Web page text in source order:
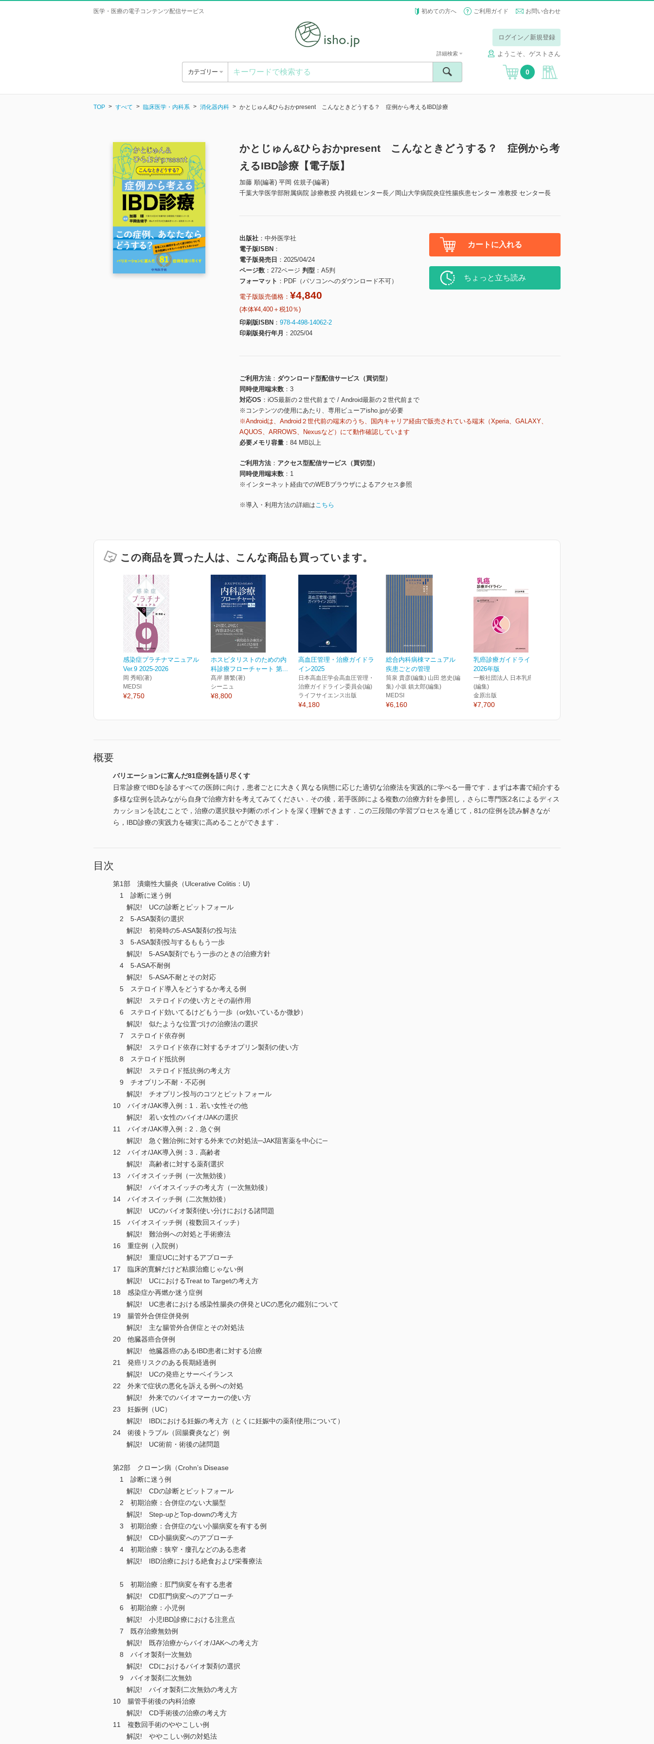
医学・医療の電子コンテンツ配信サービス 初めての方へ ご利用ガイド お問い合わせ
ログイン／新規登録
ようこそ、ゲストさん
カテゴリー
詳細検索
0
TOP すべて 臨床医学・内科系 消化器内科 かとじゅん&ひらおかpresent こんなときどうする？ 症例から考えるIBD診療
かとじゅん&ひらおかpresent こんなときどうする？ 症例から考
えるIBD診療【電子版】
加藤 順(編著) 平岡 佐規子(編著)
千葉大学医学部附属病院 診療教授 内視鏡センター長／岡山大学病院炎症性腸疾患センター 准教授 センター長
出版社
中外医学社
電子版ISBN
電子版発売日
2025/04/24
ページ数
272ページ 判型
A5判
フォーマット
PDF（パソコンへのダウンロード不可）
電子版販売価格： ¥4,840
(本体¥4,400＋税10％)
印刷版ISBN
978-4-498-14062-2
印刷版発行年月
2025/04
カートに入れる
ちょっと立ち読み
ご利用方法
ダウンロード型配信サービス（買切型）
同時使用端末数
3
対応OS
iOS最新の２世代前まで / Android最新の２世代前まで
※コンテンツの使用にあたり、専用ビューアisho.jpが必要
※Androidは、Android２世代前の端末のうち、国内キャリア経由で販売されている端末（Xperia、GALAXY、
AQUOS、ARROWS、Nexusなど）にて動作確認しています
必要メモリ容量
84 MB以上
ご利用方法
アクセス型配信サービス（買切型）
同時使用端末数
1
※インターネット経由でのWEBブラウザによるアクセス参照
※導入・利用方法の詳細はこちら
この商品を買った人は、こんな商品も買っています。
感染症プラチナマニュアル
Ver.9 2025-2026
岡 秀昭(著)
MEDSI
¥2,750
ホスピタリストのための内
科診療フローチャート 第...
髙岸 勝繁(著)
シーニュ
¥8,800
高血圧管理・治療ガイドラ
イン2025
日本高血圧学会高血圧管理・
治療ガイドライン委員会(編)
ライフサイエンス出版
¥4,180
総合内科病棟マニュアル
疾患ごとの管理
筒泉 貴彦(編集) 山田 悠史(編
集) 小坂 鎮太郎(編集)
MEDSI
¥6,160
乳癌診療ガイドライン
2026年版
一般社団法人 日本乳癌学会
(編集)
金原出版
¥7,700
概要
バリエーションに富んだ81症例を語り尽くす
日常診療でIBDを診るすべての医師に向け，患者ごとに大きく異なる病態に応じた適切な治療法を実践的に学べる一冊です．まずは本書で紹介する
多様な症例を読みながら自身で治療方針を考えてみてください．その後，若手医師による複数の治療方針を参照し，さらに専門医2名によるディス
カッションを読むことで，治療の選択肢や判断のポイントを深く理解できます．この三段階の学習プロセスを通じて，81の症例を読み解きなが
ら，IBD診療の実践力を確実に高めることができます．
目次
第1部 潰瘍性大腸炎（Ulcerative Colitis：U)
1 診断に迷う例
解説! UCの診断とピットフォール
2 5-ASA製剤の選択
解説! 初発時の5-ASA製剤の投与法
3 5-ASA製剤投与するももう一歩
解説! 5-ASA製剤でもう一歩のときの治療方針
4 5-ASA不耐例
解説! 5-ASA不耐とその対応
5 ステロイド導入をどうするか考える例
解説! ステロイドの使い方とその副作用
6 ステロイド効いてるけどもう一歩（or効いているか微妙）
解説! 似たような位置づけの治療法の選択
7 ステロイド依存例
解説! ステロイド依存に対するチオプリン製剤の使い方
8 ステロイド抵抗例
解説! ステロイド抵抗例の考え方
9 チオプリン不耐・不応例
解説! チオプリン投与のコツとピットフォール
10 バイオ/JAK導入例：1．若い女性その他
解説! 若い女性のバイオ/JAKの選択
11 バイオ/JAK導入例：2．急ぐ例
解説! 急ぐ難治例に対する外来での対処法─JAK阻害薬を中心に─
12 バイオ/JAK導入例：3．高齢者
解説! 高齢者に対する薬剤選択
13 バイオスイッチ例（一次無効後）
解説! バイオスイッチの考え方（一次無効後）
14 バイオスイッチ例（二次無効後）
解説! UCのバイオ製剤使い分けにおける諸問題
15 バイオスイッチ例（複数回スイッチ）
解説! 難治例への対処と手術療法
16 重症例（入院例）
解説! 重症UCに対するアプローチ
17 臨床的寛解だけど粘膜治癒じゃない例
解説! UCにおけるTreat to Targetの考え方
18 感染症か再燃か迷う症例
解説! UC患者における感染性腸炎の併発とUCの悪化の鑑別について
19 腸管外合併症併発例
解説! 主な腸管外合併症とその対処法
20 他臓器癌合併例
解説! 他臓器癌のあるIBD患者に対する治療
21 発癌リスクのある長期経過例
解説! UCの発癌とサーベイランス
22 外来で症状の悪化を訴える例への対処
解説! 外来でのバイオマーカーの使い方
23 妊娠例（UC）
解説! IBDにおける妊娠の考え方（とくに妊娠中の薬剤使用について）
24 術後トラブル（回腸嚢炎など）例
解説! UC術前・術後の諸問題
第2部 クローン病（Crohnʼs Disease
1 診断に迷う例
解説! CDの診断とピットフォール
2 初期治療：合併症のない大腸型
解説! Step-upとTop-downの考え方
3 初期治療：合併症のない小腸病変を有する例
解説! CD小腸病変へのアプローチ
4 初期治療：狭窄・瘻孔などのある患者
解説! IBD治療における絶食および栄養療法
5 初期治療：肛門病変を有する患者
解説! CD肛門病変へのアプローチ
6 初期治療：小児例
解説! 小児IBD診療における注意点
7 既存治療無効例
解説! 既存治療からバイオ/JAKへの考え方
8 バイオ製剤一次無効
解説! CDにおけるバイオ製剤の選択
9 バイオ製剤二次無効
解説! バイオ製剤二次無効の考え方
10 腸管手術後の内科治療
解説! CD手術後の治療の考え方
11 複数回手術のややこしい例
解説! ややこしい例の対処法